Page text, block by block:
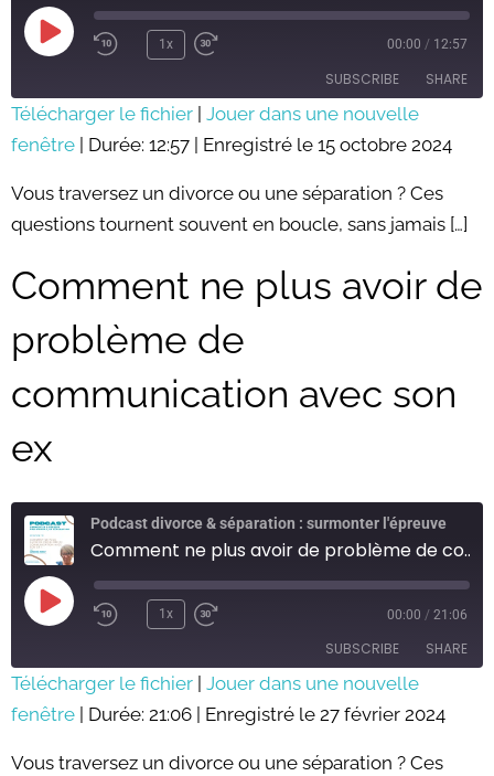
Play
Episode
1x 00:00 / 12:57
SUBSCRIBE SHARE
SHARE
LINK
Télécharger le fichier | Jouer dans une nouvelle
fenêtre | Durée: 12:57 | Enregistré le 15 octobre 2024
Vous traversez un divorce ou une séparation ? Ces
questions tournent souvent en boucle, sans jamais […]
Comment ne plus avoir de
problème de
communication avec son
ex
Podcast divorce & séparation : surmonter l'épreuve
Comment ne plus avoir de problème de communication avec son ex
Play
Episode
1x 00:00 / 21:06
SUBSCRIBE SHARE
SHARE
LINK
Télécharger le fichier Jouer dans une nouvelle
fenêtre
Durée: 21:06 Enregistré le 27 février 2024
Vous traversez un divorce ou une séparation ? Ces